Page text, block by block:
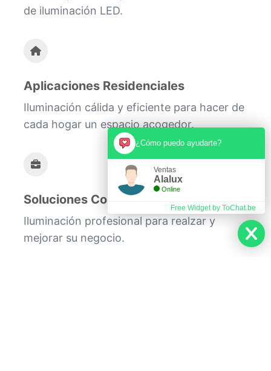
de iluminación LED.
Aplicaciones Residenciales
Iluminación cálida y eficiente para hacer de
cada hogar un espacio acogedor.
Soluciones Comerciales
Iluminación profesional para realzar y
mejorar su negocio.
¿Cómo puedo ayudarte?
Ventas
Alalux
Online
Free Widget by ToChat.be